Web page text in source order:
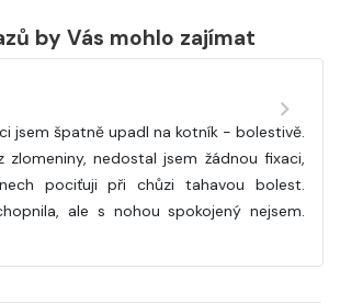
by Vás mohlo zajímat
jsem špatně upadl na kotník - bolestivě.
zlomeniny, nedostal jsem žádnou fixaci,
pociťuji při chůzi tahavou bolest.
ale s nohou spokojený nejsem.